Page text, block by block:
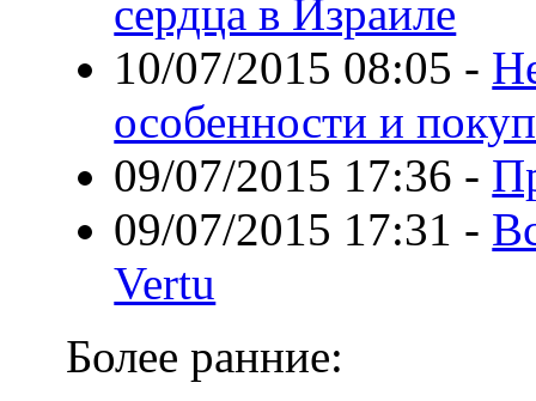
сердца в Израиле
10/07/2015 08:05 -
особенности и
09/07/2015 17:36 -
09/07/2015 17:31 -
Vertu
Более ранние: